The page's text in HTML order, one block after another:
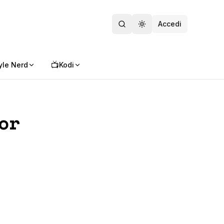
Toggle theme
Accedi
Nerd 📺Kodi